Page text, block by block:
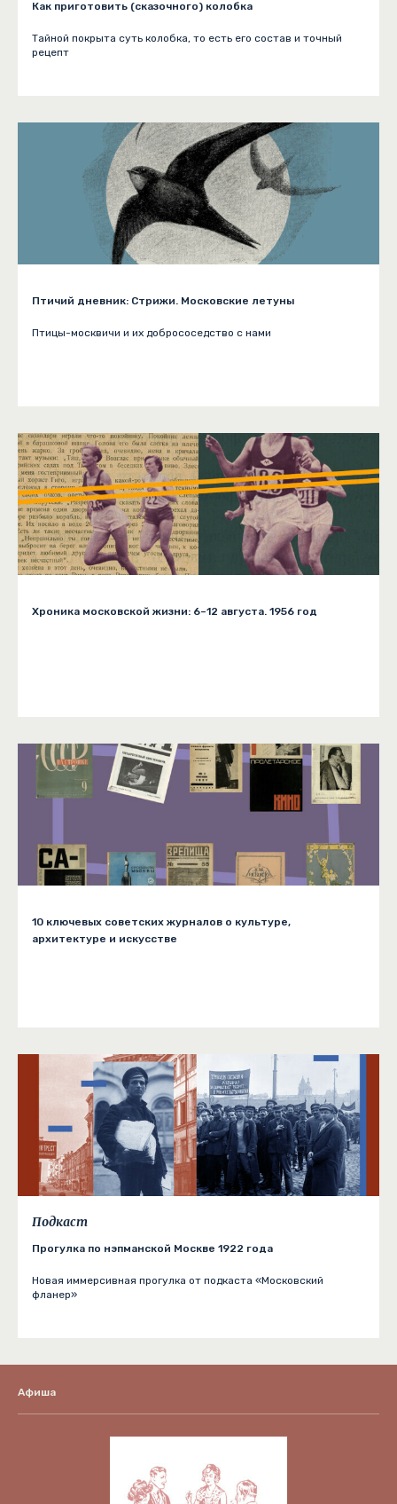
Как приготовить (сказочного) колобка
Тайной покрыта суть колобка, то есть его состав и точный
рецепт
Птичий дневник: Стрижи. Московские летуны
Птицы-москвичи и их добрососедство с нами
Хроника московской жизни: 6–12 августа. 1956 год
10 ключевых советских журналов о культуре,
архитектуре и искусстве
Подкаст
Прогулка по нэпманской Москве 1922 года
Новая иммерсивная прогулка от подкаста «Московский
фланер»
Афиша